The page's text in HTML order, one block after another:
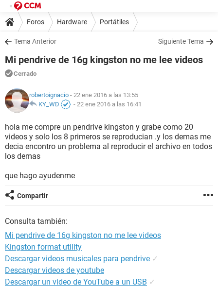
Foros Hardware Portátiles
Tema Anterior Siguiente Tema
Mi pendrive de 16g kingston no me lee videos
Cerrado
robertoignacio - 22 ene 2016 a las 13:55
KY_WD
- 22 ene 2016 a las 16:41
hola me compre un pendrive kingston y grabe como 20
videos y solo los 8 primeros se reproducian .y los demas me
decia encontro un problema al reproducir el archivo en todos
los demas
que hago ayudenme
Compartir
Consulta también:
Mi pendrive de 16g kingston no me lee videos
Kingston format utility
Descargar videos musicales para pendrive ✓
Descargar videos de youtube
Descargar un video de YouTube a un USB ✓